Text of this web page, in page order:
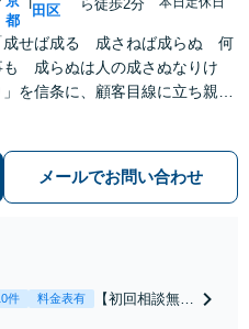
都
田区
ら徒歩2分
成せば成る 成さねば成らぬ 何
も 成らぬは人の成さぬなりけ
」を信条に、顧客目線に立ち親身
経験、国際経験を活かし、解決へ
道筋を示した上でスピーディーに
メールでお問い合わせ
件 料金表有
【初回相談無